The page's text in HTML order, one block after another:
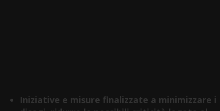
Iniziative e misure finalizzate a minimizzare i